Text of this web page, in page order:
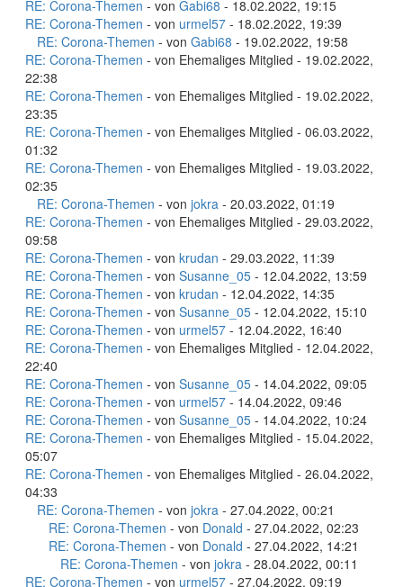
RE: Corona-Themen - von Gabi68 - 18.02.2022, 19:15
RE: Corona-Themen - von urmel57 - 18.02.2022, 19:39
RE: Corona-Themen - von Gabi68 - 19.02.2022, 19:58
RE: Corona-Themen - von Ehemaliges Mitglied - 19.02.2022,
22:38
RE: Corona-Themen - von Ehemaliges Mitglied - 19.02.2022,
23:35
RE: Corona-Themen - von Ehemaliges Mitglied - 06.03.2022,
01:32
RE: Corona-Themen - von Ehemaliges Mitglied - 19.03.2022,
02:35
RE: Corona-Themen - von jokra - 20.03.2022, 01:19
RE: Corona-Themen - von Ehemaliges Mitglied - 29.03.2022,
09:58
RE: Corona-Themen - von krudan - 29.03.2022, 11:39
RE: Corona-Themen - von Susanne_05 - 12.04.2022, 13:59
RE: Corona-Themen - von krudan - 12.04.2022, 14:35
RE: Corona-Themen - von Susanne_05 - 12.04.2022, 15:10
RE: Corona-Themen - von urmel57 - 12.04.2022, 16:40
RE: Corona-Themen - von Ehemaliges Mitglied - 12.04.2022,
22:40
RE: Corona-Themen - von Susanne_05 - 14.04.2022, 09:05
RE: Corona-Themen - von urmel57 - 14.04.2022, 09:46
RE: Corona-Themen - von Susanne_05 - 14.04.2022, 10:24
RE: Corona-Themen - von Ehemaliges Mitglied - 15.04.2022,
05:07
RE: Corona-Themen - von Ehemaliges Mitglied - 26.04.2022,
04:33
RE: Corona-Themen - von jokra - 27.04.2022, 00:21
RE: Corona-Themen - von Donald - 27.04.2022, 02:23
RE: Corona-Themen - von Donald - 27.04.2022, 14:21
RE: Corona-Themen - von jokra - 28.04.2022, 00:11
RE: Corona-Themen - von urmel57 - 27.04.2022, 09:19